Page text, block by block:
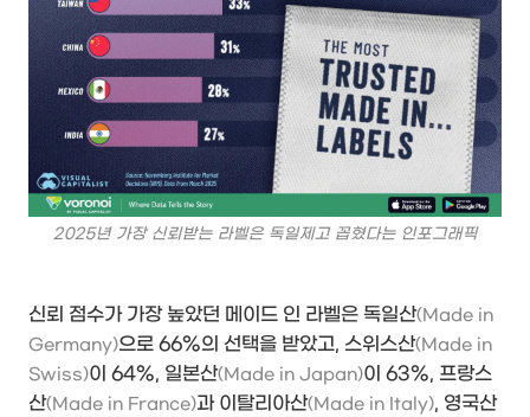
2025년 가장 신뢰받는 라벨은 독일제고 꼽혔다는 인포그래픽
신뢰 점수가 가장 높았던 메이드 인 라벨은 독일산(Made in
Germany)으로 66%의 선택을 받았고, 스위스산(Made in
Swiss)이 64%, 일본산(Made in Japan)이 63%, 프랑스
산(Made in France)과 이탈리아산(Made in Italy), 영국산